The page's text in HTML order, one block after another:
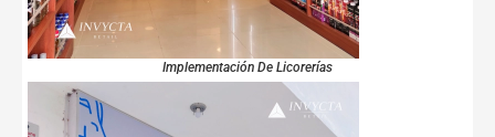
Implementación De Licorerías